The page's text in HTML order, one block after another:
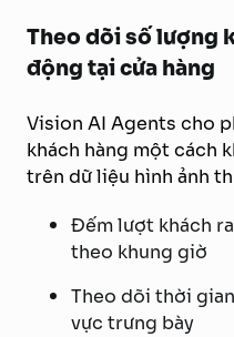
Theo dõi số lượng
động tại cửa hàng
Vision AI Agents cho
khách hàng một cách
trên dữ liệu hình ảnh
Đếm lượt khách
theo khung giờ
Theo dõi thời
vực trưng bày